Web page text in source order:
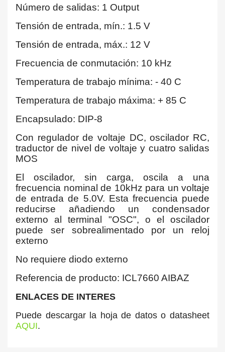
Número de salidas: 1 Output
Tensión de entrada, mín.: 1.5 V
Tensión de entrada, máx.: 12 V
Frecuencia de conmutación: 10 kHz
Temperatura de trabajo mínima: - 40 C
Temperatura de trabajo máxima: + 85 C
Encapsulado: DIP-8
Con regulador de voltaje DC, oscilador RC,
traductor de nivel de voltaje y cuatro salidas
MOS
El oscilador, sin carga, oscila a una
frecuencia nominal de 10kHz para un voltaje
de entrada de 5.0V. Esta frecuencia puede
reducirse añadiendo un condensador
externo al terminal "OSC", o el oscilador
puede ser sobrealimentado por un reloj
externo
No requiere diodo externo
Referencia de producto: ICL7660 AIBAZ
ENLACES DE INTERES
Puede descargar la hoja de datos o datasheet
AQUI.